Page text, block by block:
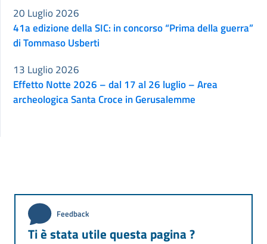
41a edizione della SIC: in concorso “Prima della guerra”
di Tommaso Usberti
20 Luglio 2026
Effetto Notte 2026 – dal 17 al 26 luglio – Area
archeologica Santa Croce in Gerusalemme
13 Luglio 2026
Feedback
Ti è stata utile questa pagina ?